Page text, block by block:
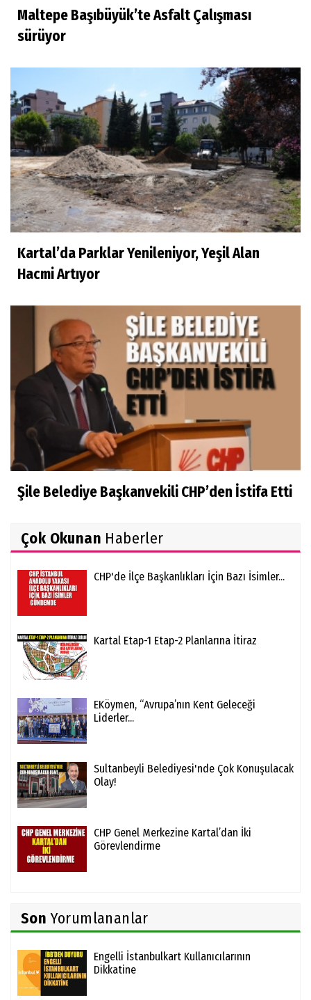
Maltepe Başıbüyük’te Asfalt Çalışması
sürüyor
Kartal’da Parklar Yenileniyor, Yeşil Alan
Hacmi Artıyor
Şile Belediye Başkanvekili CHP’den İstifa Etti
Çok Okunan Haberler
CHP'de İlçe Başkanlıkları İçin Bazı İsimler...
Kartal Etap-1 Etap-2 Planlarına İtiraz
EKöymen, “Avrupa’nın Kent Geleceği
Liderler...
Sultanbeyli Belediyesi'nde Çok Konuşulacak
Olay!
CHP Genel Merkezine Kartal’dan İki
Görevlendirme
Son Yorumlananlar
Engelli İstanbulkart Kullanıcılarının
Dikkatine